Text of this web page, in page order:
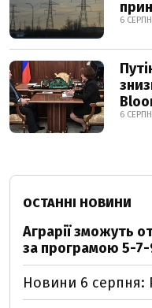
6
6
ОСТАННІ НОВИНИ
Аграрії зможуть
за програмою 5-7-
Новини 6 серпня: